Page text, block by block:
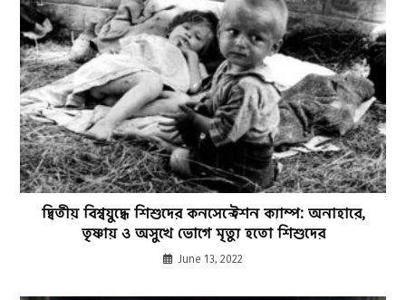
দ্বিতীয় বিশ্বযুদ্ধে শিশুদের কনসেন্ট্রেশন ক্যাম্প: অনাহারে,
তৃষ্ণায় ও অসুখে ভোগে মৃত্যু হতো শিশুদের
June 13, 2022